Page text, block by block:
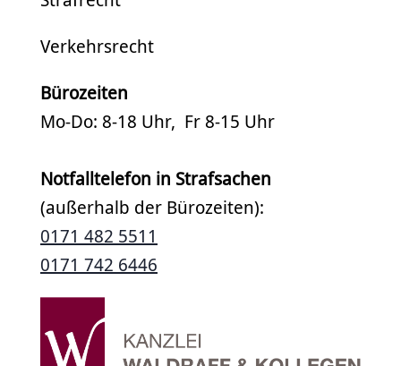
Verkehrsrecht
Bürozeiten
Mo-Do: 8-18 Uhr, Fr 8-15 Uhr
Notfalltelefon in Strafsachen
(außerhalb der Bürozeiten):
0171 482 5511
0171 742 6446